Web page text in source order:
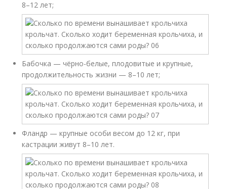
8–12 лет;
Бабочка — чёрно-белые, плодовитые и крупные,
продолжительность жизни — 8–10 лет;
Фландр — крупные особи весом до 12 кг, при
кастрации живут 8–10 лет.